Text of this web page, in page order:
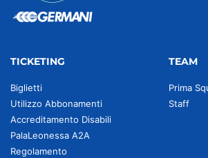
TICKETING
Biglietti
Utilizzo Abbonamenti
Accreditamento Disabili
PalaLeonessa A2A
Regolamento
TEAM
Prima
Staff